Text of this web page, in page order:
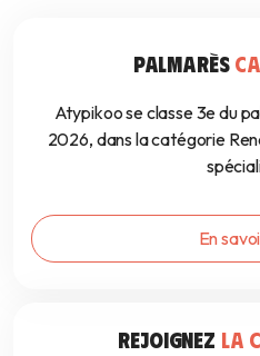
PALMARÈS
Atypikoo se classe 3e du
2026, dans la catégorie
En
REJOIGNEZ LA